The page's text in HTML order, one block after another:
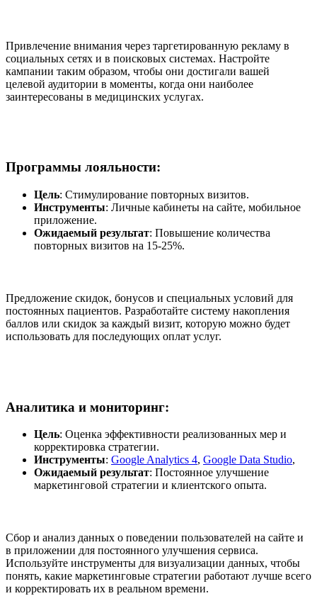
Привлечение внимания через таргетированную рекламу в
социальных сетях и в поисковых системах. Настройте
кампании таким образом, чтобы они достигали вашей
целевой аудитории в моменты, когда они наиболее
заинтересованы в медицинских услугах.
Программы лояльности:
Цель: Стимулирование повторных визитов.
Инструменты: Личные кабинеты на сайте, мобильное
приложение.
Ожидаемый результат: Повышение количества
повторных визитов на 15-25%.
Предложение скидок, бонусов и специальных условий для
постоянных пациентов. Разработайте систему накопления
баллов или скидок за каждый визит, которую можно будет
использовать для последующих оплат услуг.
Аналитика и мониторинг:
Цель: Оценка эффективности реализованных мер и
корректировка стратегии.
Инструменты: Google Analytics 4, Google Data Studio,
Ожидаемый результат: Постоянное улучшение
маркетинговой стратегии и клиентского опыта.
Сбор и анализ данных о поведении пользователей на сайте и
в приложении для постоянного улучшения сервиса.
Используйте инструменты для визуализации данных, чтобы
понять, какие маркетинговые стратегии работают лучше всего
и корректировать их в реальном времени.